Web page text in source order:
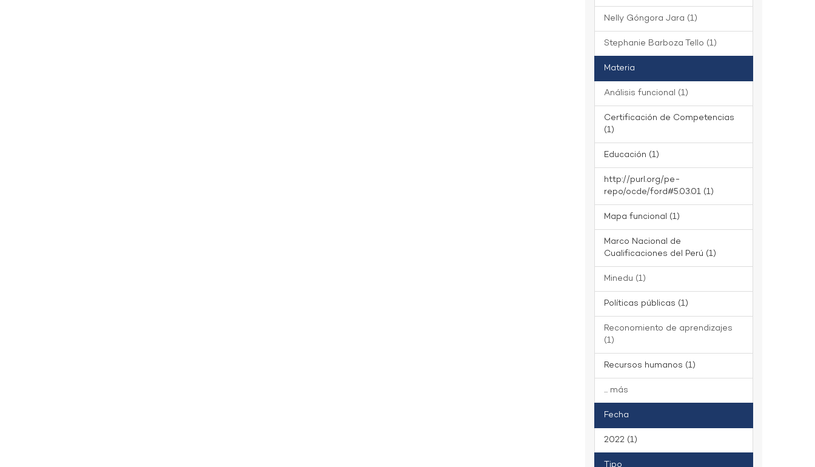
Nelly Góngora Jara (1)
Stephanie Barboza Tello (1)
Materia
Análisis funcional (1)
Certificación de Competencias
(1)
Educación (1)
http://purl.org/pe-
repo/ocde/ford#5.03.01 (1)
Mapa funcional (1)
Marco Nacional de
Cualificaciones del Perú (1)
Minedu (1)
Políticas públicas (1)
Reconomiento de aprendizajes
(1)
Recursos humanos (1)
... más
Fecha
2022 (1)